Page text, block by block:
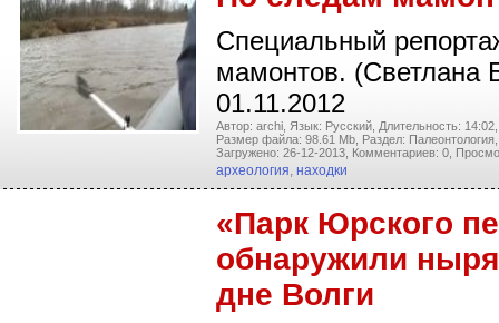
Специальный
мамонтов. (Светлана
01.11.2012
Автор: archi, Язык: Русский, Длительность: 14:02,
Размер файла: 98.61 Mb, Раздел: Палеонтология,
Загружено: 26-12-2013, Комментариев: 0,
археология, находки
«Парк Юрского
обнаружили
дне Волги